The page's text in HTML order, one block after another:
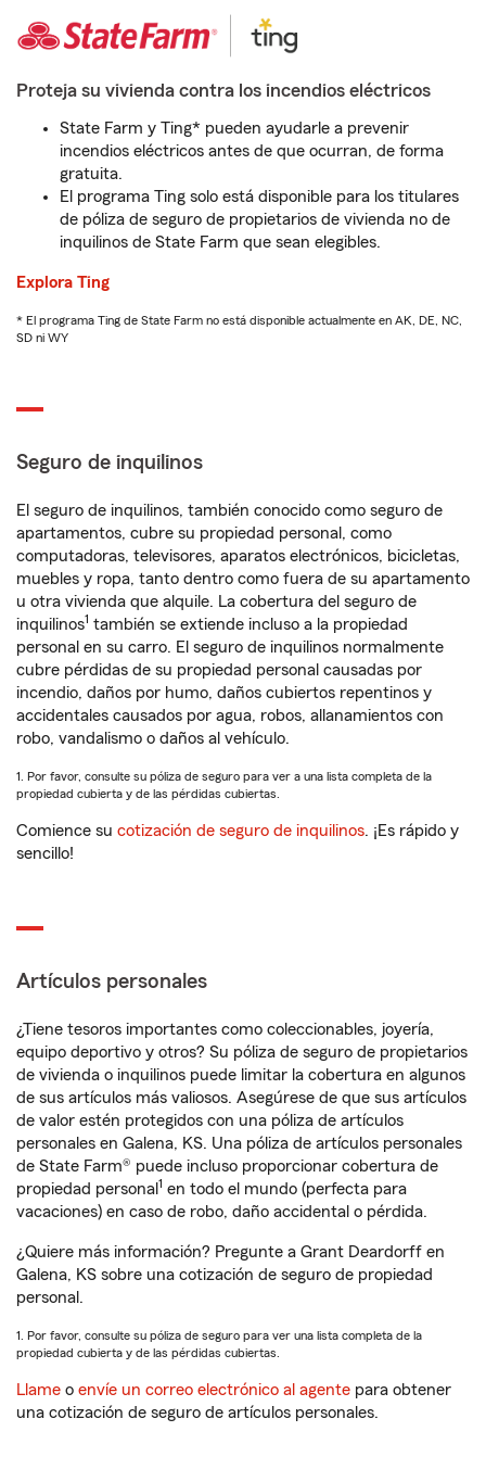
Proteja su vivienda contra los incendios eléctricos
State Farm y Ting* pueden ayudarle a prevenir
incendios eléctricos antes de que ocurran, de forma
gratuita.
El programa Ting solo está disponible para los titulares
de póliza de seguro de propietarios de vivienda no de
inquilinos de State Farm que sean elegibles.
Explora Ting
* El programa Ting de State Farm no está disponible actualmente en AK, DE, NC,
SD ni WY
Seguro de inquilinos
El seguro de inquilinos, también conocido como seguro de
apartamentos, cubre su propiedad personal, como
computadoras, televisores, aparatos electrónicos, bicicletas,
muebles y ropa, tanto dentro como fuera de su apartamento
u otra vivienda que alquile. La cobertura del seguro de
inquilinos1 también se extiende incluso a la propiedad
personal en su carro. El seguro de inquilinos normalmente
cubre pérdidas de su propiedad personal causadas por
incendio, daños por humo, daños cubiertos repentinos y
accidentales causados por agua, robos, allanamientos con
robo, vandalismo o daños al vehículo.
1. Por favor, consulte su póliza de seguro para ver a una lista completa de la
propiedad cubierta y de las pérdidas cubiertas.
Comience su cotización de seguro de inquilinos. ¡Es rápido y
sencillo!
Artículos personales
¿Tiene tesoros importantes como coleccionables, joyería,
equipo deportivo y otros? Su póliza de seguro de propietarios
de vivienda o inquilinos puede limitar la cobertura en algunos
de sus artículos más valiosos. Asegúrese de que sus artículos
de valor estén protegidos con una póliza de artículos
personales en Galena, KS. Una póliza de artículos personales
de State Farm® puede incluso proporcionar cobertura de
propiedad personal 1 en todo el mundo (perfecta para
vacaciones) en caso de robo, daño accidental o pérdida.
¿Quiere más información? Pregunte a Grant Deardorff en
Galena, KS sobre una cotización de seguro de propiedad
personal.
1. Por favor, consulte su póliza de seguro para ver una lista completa de la
propiedad cubierta y de las pérdidas cubiertas.
Llame o envíe un correo electrónico al agente para obtener
una cotización de seguro de artículos personales.